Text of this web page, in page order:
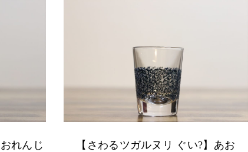
れんじ 【さわるツガルヌリ ぐい?】あお